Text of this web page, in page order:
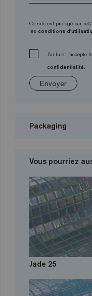
Ce site est protégé par
les conditions
J'ai lu et j'accepte
confidentialité.
Envoyer
Packaging
Vous pourriez
Jade 25